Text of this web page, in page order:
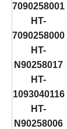
7090258001
HT-
7090258000
HT-
N90258017
HT-
1093040116
HT-
N90258006